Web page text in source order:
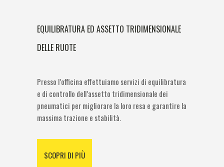
EQUILIBRATURA ED ASSETTO TRIDIMENSIONALE
DELLE RUOTE
Presso l’officina effettuiamo servizi di equilibratura
e di controllo dell’assetto tridimensionale dei
pneumatici per migliorare la loro resa e garantire la
massima trazione e stabilità.
SCOPRI DI PIÙ